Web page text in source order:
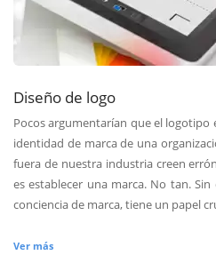
Diseño de logo
Pocos argumentarían que el
identidad de marca de una
fuera de nuestra industria creen
es establecer una marca. No tan.
conciencia de marca, tiene un papel
Ver más